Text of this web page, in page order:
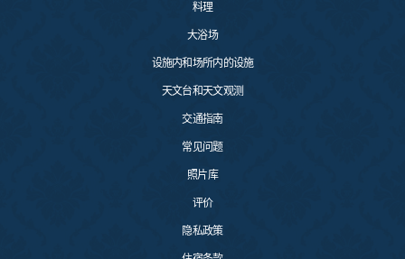
料理
大浴场
设施内和场所内的设施
天文台和天文观测
交通指南
常见问题
照片库
评价
隐私政策